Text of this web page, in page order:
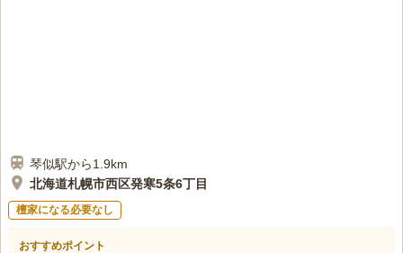
琴似駅から1.9km
北海道札幌市西区発寒5条6丁目
檀家になる必要なし
おすすめポイント